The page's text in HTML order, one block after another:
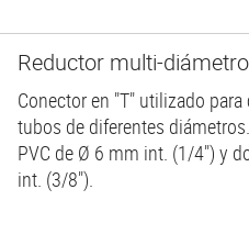
Reductor multi-
Conector en "T" utilizado para
tubos de diferentes
PVC de Ø 6 mm int. (1/4") y
int. (3/8").